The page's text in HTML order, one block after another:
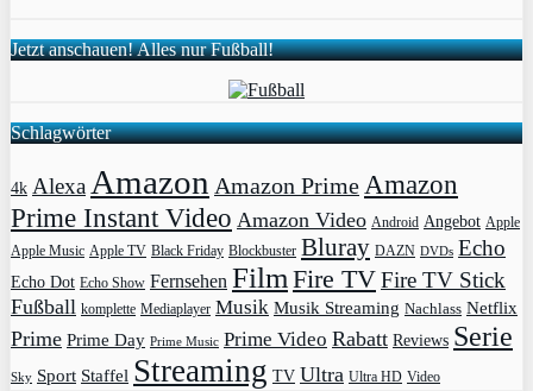
Jetzt anschauen! Alles nur Fußball!
Schlagwörter
4k Alexa Amazon Amazon PrimeAmazon
Prime Instant Video Amazon Video Android Angebot Apple
Apple Music Apple TV Black Friday Blockbuster Bluray DAZN DVDs Echo
Echo Dot Echo Show Fernsehen Film Fire TVFire TV Stick
Fußball komplette Mediaplayer Musik Musik Streaming Nachlass Netflix
Prime Prime Day Prime Music Prime Video Rabatt Reviews Serie
Sky Sport Staffel Streaming TV Ultra Ultra HD Video